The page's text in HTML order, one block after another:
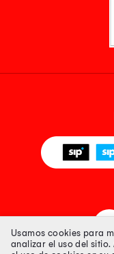
Usamos cookies para
analizar el uso del sitio.